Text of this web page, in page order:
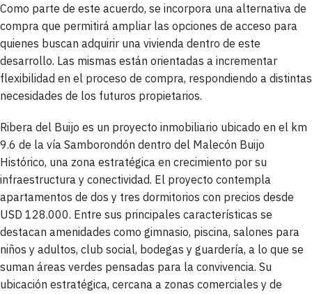
Como parte de este acuerdo, se incorpora una alternativa de
compra que permitirá ampliar las opciones de acceso para
quienes buscan adquirir una vivienda dentro de este
desarrollo. Las mismas están orientadas a incrementar
flexibilidad en el proceso de compra, respondiendo a distintas
necesidades de los futuros propietarios.
Ribera del Buijo es un proyecto inmobiliario ubicado en el km
9.6 de la vía Samborondón dentro del Malecón Buijo
Histórico, una zona estratégica en crecimiento por su
infraestructura y conectividad. El proyecto contempla
apartamentos de dos y tres dormitorios con precios desde
USD 128.000. Entre sus principales características se
destacan amenidades como gimnasio, piscina, salones para
niños y adultos, club social, bodegas y guardería, a lo que se
suman áreas verdes pensadas para la convivencia. Su
ubicación estratégica, cercana a zonas comerciales y de